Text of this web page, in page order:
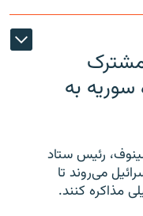
سوریه به
رئیس ستاد
می‌روند تا
مذاکره کنند.